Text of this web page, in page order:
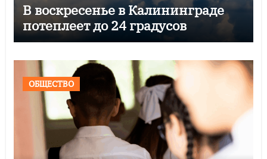
В воскресенье в Калининграде
потеплеет до 24 градусов
ОБЩЕСТВО